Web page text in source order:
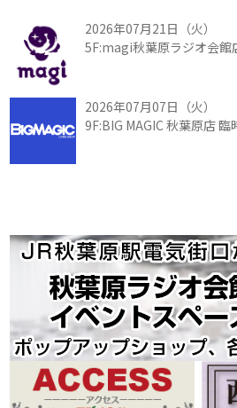
2026年07月21日（火）
5F:magi秋葉原ラジオ会館
2026年07月07日（火）
9F:BIG MAGIC 秋葉原店